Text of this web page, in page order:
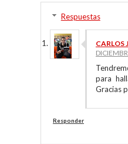
Respuestas
CARLOS
para
Gracias
Responder